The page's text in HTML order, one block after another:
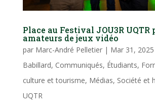
Place au Festival JOU3R UQTR
amateurs de jeux vidéo
par Marc-André Pelletier| Mar 31, 2025
Babillard, Communiqués, Étudiants,
culture et tourisme, Médias, Société et
UQTR